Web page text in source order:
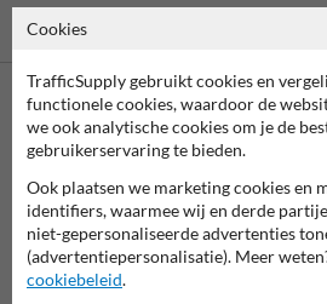
Neem contact met ons op
Wij zijn op werkdagen (van 8.00 tot
495 473.
Vragen? Stuur een e-mail naar
formulier in en we reageren zo spoedig
info@trafficsupply.be
Cookies
TrafficSupply gebruikt cookies en
functionele cookies, waardoor de
we ook analytische cookies om je de
gebruikerservaring te bieden.
Ook plaatsen we marketing cookies en
identifiers, waarmee wij en derde
niet-gepersonaliseerde advertenties
(advertentiepersonalisatie). Meer
cookiebeleid.